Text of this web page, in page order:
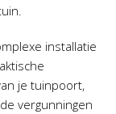
installatie
je tuinpoort,
vergunningen